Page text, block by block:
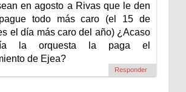
en agosto a Rivas que le den
todo más caro (el 15 de
el día más caro del año) ¿Acaso
la orquesta la paga el
de Ejea?
Responder